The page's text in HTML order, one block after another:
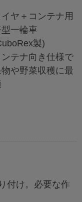
イヤ＋コンテナ用
一輪車
製)
ンテナ向き仕様で
や野菜収穫に最
付け。必要な作